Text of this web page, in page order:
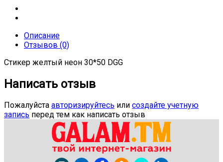
Описание
Отзывов (0)
Стикер желтый неон 30*50 DGG
Написать отзыв
Пожалуйста авторизируйтесь или создайте учетную
запись перед тем как написать отзыв